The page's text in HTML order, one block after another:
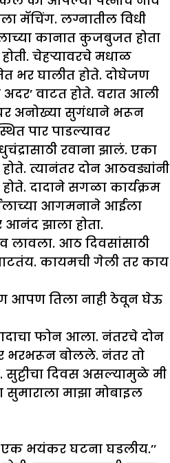
मॅचिंग. लग्नातील विधी
कानात कुजबुजत होता
चेहऱ्यावरचे मधाळ
भर घालीत होते. दोघेजण
वाटत होते. वरात आली
अनोख्या सुगंधाने भरून
पार पाडल्यावर
रवाना झालं. एका
त्यानंतर दोन आठवड्यांनी
दादाने सगळा कार्यक्रम
आगमनाने आईला
आनंद झाला होता.
लावला. आठ दिवसांसाठी
कायमची गेली तर काय
आपण तिला नाही ठेवून घेऊ
फोन आला. नंतरचे दोन
भरभरून बोलले. नंतर तो
दिवस असल्यामुळे मी
सुमाराला माझा मोबाइल
एक भयंकर घटना घडलीय.’’